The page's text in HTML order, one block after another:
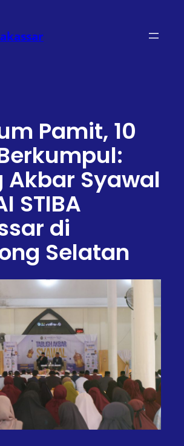
Pamit, 10
Akbar Syawal
STIBA
di
Selatan